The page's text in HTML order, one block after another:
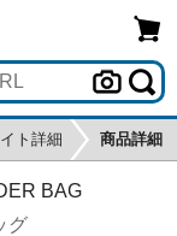
ト詳細 商品詳細
BAG
グ